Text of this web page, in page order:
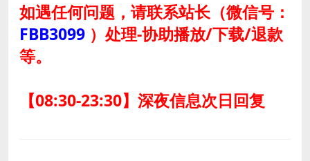
如遇任何问题，请联系站长（微信号：
FBB3099 ） 处理-协助播放/下载/退款
等。
【08:30-23:30】深夜信息次日回复